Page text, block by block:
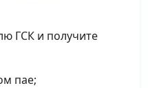
ГСК и получите
пае;